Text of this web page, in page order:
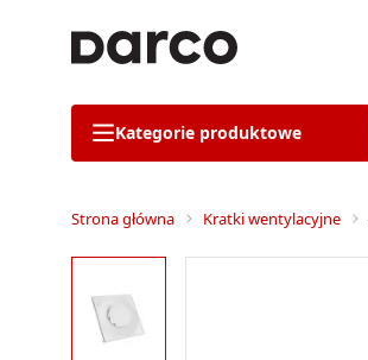
Kategorie produktowe
Strona główna Kratki wentylacyjne